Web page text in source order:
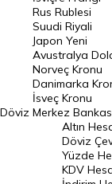
Riyal Kuru
Avustralya Doları
Danimarka Kronu
Kanada Doları Kuru
Norveç Kronu Kuru
İsveç Kronu Kuru
Japon Yeni Kuru
Döviz
Rus Rublesi
Suudi Riyali
Japon Yeni
Avustralya
Norveç Kronu
Danimarka
İsveç Kronu
Merkez
Altın
Döviz
Yüzde
KDV